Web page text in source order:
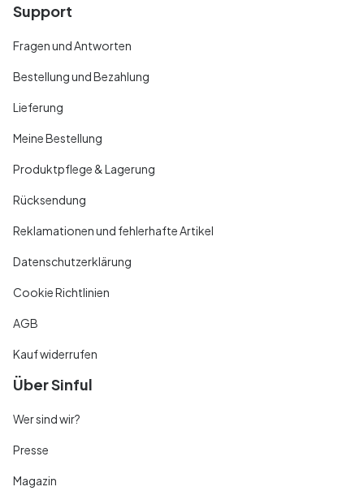
Support
Fragen und Antworten
Bestellung und Bezahlung
Lieferung
Meine Bestellung
Produktpflege & Lagerung
Rücksendung
Reklamationen und fehlerhafte Artikel
Datenschutzerklärung
Cookie Richtlinien
AGB
Kauf widerrufen
Über Sinful
Wer sind wir?
Presse
Magazin